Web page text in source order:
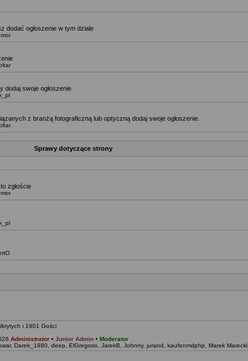
dodać ogłoszenie w tym dziale
dodaj swoje ogłoszenie
z branżą fotograficzną lub optyczną dodaj swoje ogłoszenie.
Sprawy dotyczące strony
zgłoście
i 1901 Gości
Administrator • Junior Admin • Moderator
, Darek_1980 deep ElGregorio JarekB Johnny, jurand kaufenmdphp Marek Marecki